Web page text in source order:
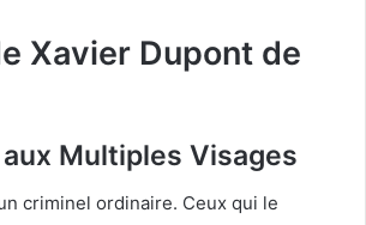
Xavier Dupont de
Multiples Visages
criminel ordinaire. Ceux qui le